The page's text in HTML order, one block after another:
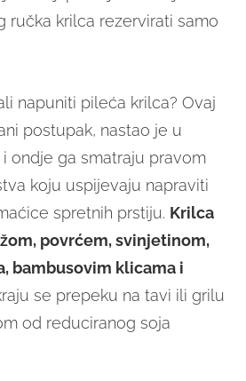
ručka krilca rezervirati samo
napuniti pileća krilca? Ovaj
postupak, nastao je u
i ondje ga smatraju pravom
koju uspijevaju napraviti
spretnih prstiju. Krilca
povrćem, svinjetinom,
bambusovim klicama i
se prepeku na tavi ili grilu
od reduciranog soja